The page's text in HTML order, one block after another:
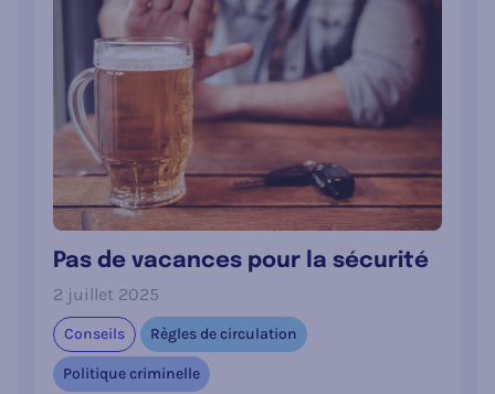
Pas de vacances pour la sécurité
2 juillet 2025
Conseils Règles de circulation
Politique criminelle